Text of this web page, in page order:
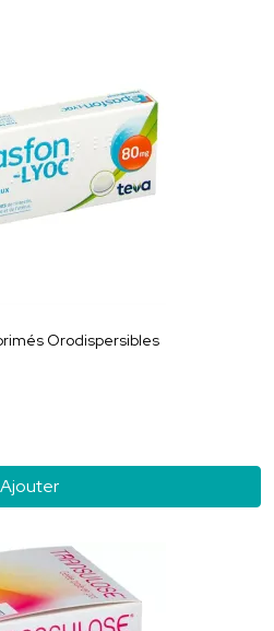
Orodispersibles
Ajouter